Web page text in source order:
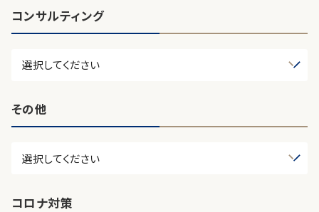
コンサルティング
その他
コロナ対策